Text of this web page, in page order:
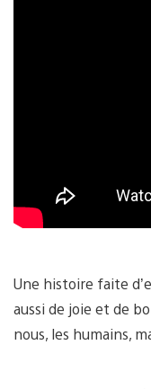
Une histoire faite
aussi de joie et de
nous, les humains,